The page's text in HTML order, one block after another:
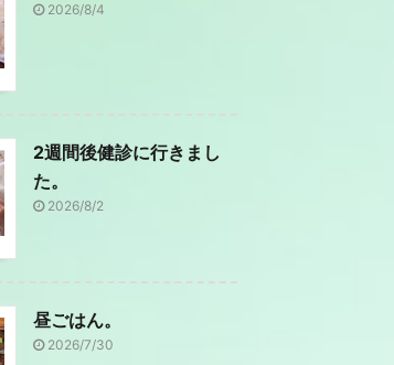
2026/8/4
2週間後健診に行きまし
た。
2026/8/2
昼ごはん。
2026/7/30